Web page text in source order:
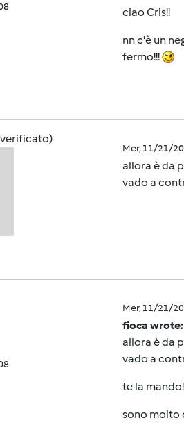
ciao Cris!!
nn c'è un
fermo!!!
Mer, 11/21/
allora è da
vado a
Mer, 11/21/
fioca wrote:
allora è da
vado a
te la
sono molto